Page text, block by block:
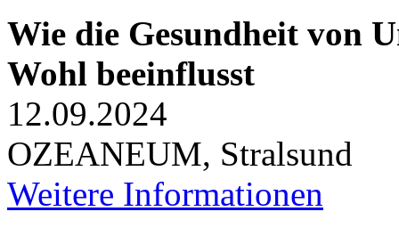
Wie die Gesundheit von
Wohl beeinflusst
12.09.2024
OZEANEUM, Stralsund
Weitere Informationen